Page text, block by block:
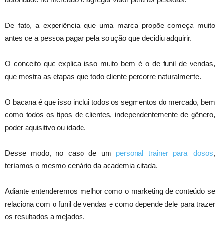
De fato, a experiência que uma marca propõe começa muito
antes de a pessoa pagar pela solução que decidiu adquirir.
O conceito que explica isso muito bem é o de funil de vendas,
que mostra as etapas que todo cliente percorre naturalmente.
O bacana é que isso inclui todos os segmentos do mercado, bem
como todos os tipos de clientes, independentemente de gênero,
poder aquisitivo ou idade.
Desse modo, no caso de um personal trainer para idosos,
teríamos o mesmo cenário da academia citada.
Adiante entenderemos melhor como o marketing de conteúdo se
relaciona com o funil de vendas e como depende dele para trazer
os resultados almejados.